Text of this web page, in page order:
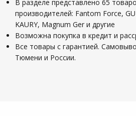
В разделе представлено 65
производителей: Fantom Force,
KAURY, Magnum Ger и другие
Возможна покупка в кредит и
Все товары с гарантией.
Тюмени и России.